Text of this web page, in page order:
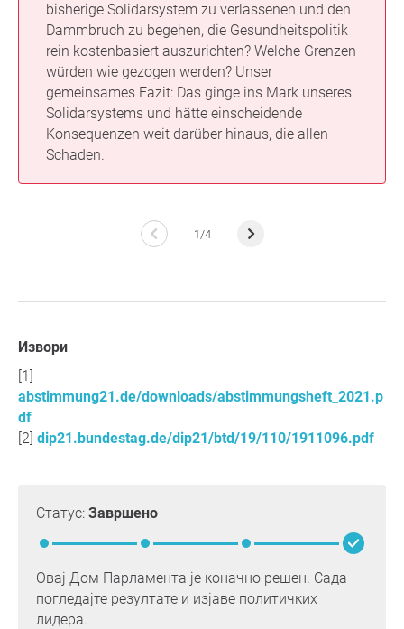
bisherige Solidarsystem zu verlassenen und den
Dammbruch zu begehen, die Gesundheitspolitik
rein kostenbasiert auszurichten? Welche Grenzen
würden wie gezogen werden? Unser
gemeinsames Fazit: Das ginge ins Mark unseres
Solidarsystems und hätte einscheidende
Konsequenzen weit darüber hinaus, die allen
Schaden.
1/4
Извори
abstimmung21.de/downloads/abstimmungsheft_2021.p
df
dip21.bundestag.de/dip21/btd/19/110/1911096.pdf
Статус: Завршено
Овај Дом Парламента је коначно решен. Сада
погледајте резултате и изјаве политичких
лидера.